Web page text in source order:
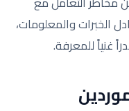
الخبرات والمعلومات،
غنياً للمعرفة.